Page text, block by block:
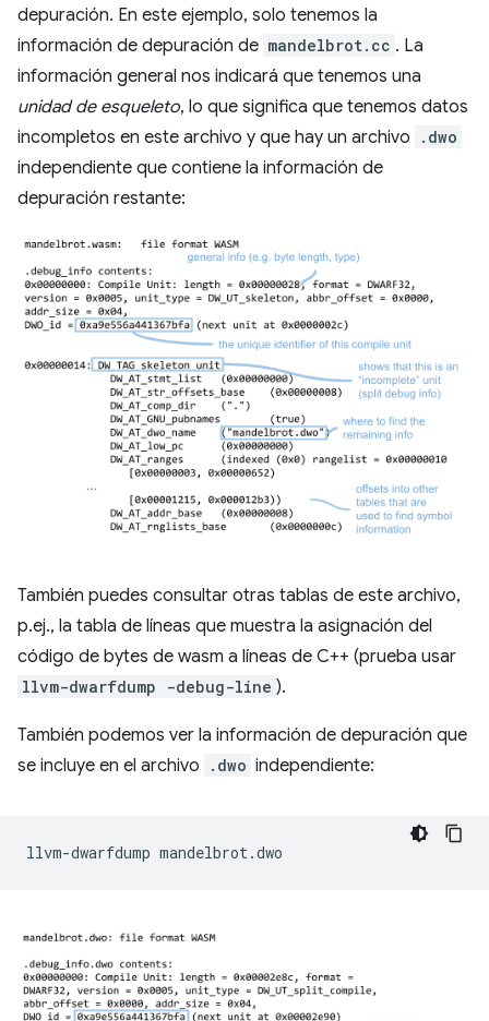
depuración. En este ejemplo, solo tenemos la
información de depuración de mandelbrot.cc . La
información general nos indicará que tenemos una
unidad de esqueleto, lo que significa que tenemos datos
incompletos en este archivo y que hay un archivo
.dwo
independiente que contiene la información de
depuración restante:
También puedes consultar otras tablas de este archivo,
p.ej., la tabla de líneas que muestra la asignación del
código de bytes de wasm a líneas de C++ (prueba usar
llvm-dwarfdump -debug-line ).
También podemos ver la información de depuración que
se incluye en el archivo
.dwo independiente:
llvm-dwarfdump